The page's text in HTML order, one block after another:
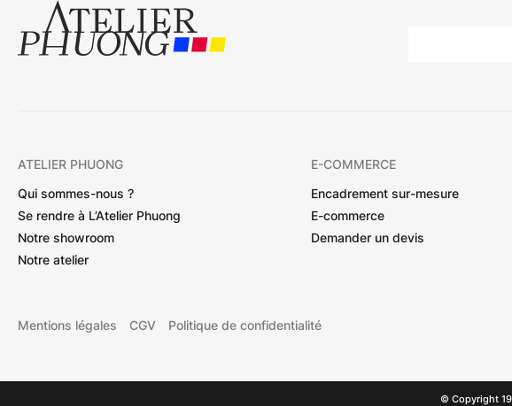
ATELIER PHUONG
Qui sommes-nous ?
Se rendre à L’Atelier Phuong
Notre showroom
Notre atelier
E-COMMERCE
Encadrement sur-mesure
E-commerce
Demander un devis
Mentions légales CGV Politique de confidentialité
© Copyright